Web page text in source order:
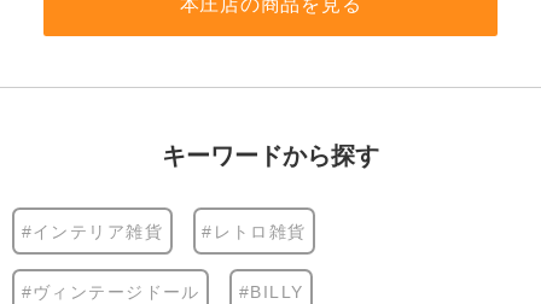
キーワードから探す
#インテリア雑貨 #レトロ雑貨
#ヴィンテージドール #BILLY